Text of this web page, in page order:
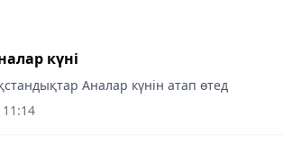
күні
Аналар күнін атап өтед